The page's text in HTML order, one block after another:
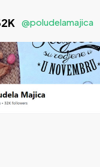
@poludelamajica